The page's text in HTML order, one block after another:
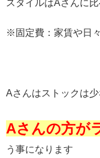
スタイルはAさんに
※固定費：家賃や日
Aさんはストックは
Aさんの方が
う事になります